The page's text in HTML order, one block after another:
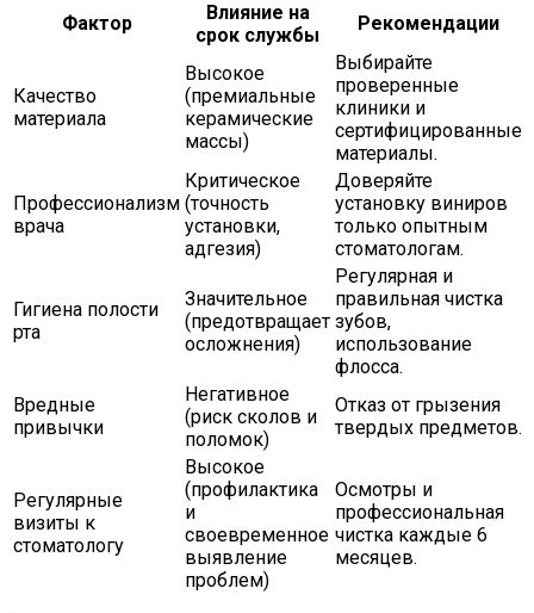
Фактор
Влияние на
срок службы
Рекомендации
Качество
материала
Высокое
(премиальные
керамические
массы)
Выбирайте
проверенные
клиники и
сертифицированные
материалы.
Профессионализм
врача
Критическое
(точность
установки,
адгезия)
Доверяйте
установку виниров
только опытным
стоматологам.
Гигиена полости
рта
Значительное
(предотвращает
осложнения)
Регулярная и
правильная чистка
зубов,
использование
флосса.
Вредные
привычки
Негативное
(риск сколов и
поломок)
Отказ от грызения
твердых предметов.
Регулярные
визиты к
стоматологу
Высокое
(профилактика
и
своевременное
выявление
проблем)
Осмотры и
профессиональная
чистка каждые 6
месяцев.